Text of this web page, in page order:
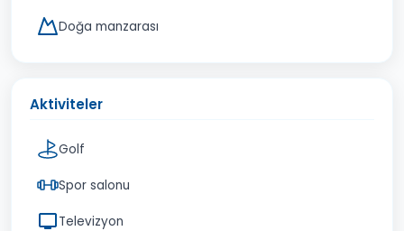
Doğa manzarası
Aktiviteler
Golf
Spor salonu
Televizyon